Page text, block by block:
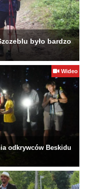
było bardzo
Wideo
odkrywców Beskidu